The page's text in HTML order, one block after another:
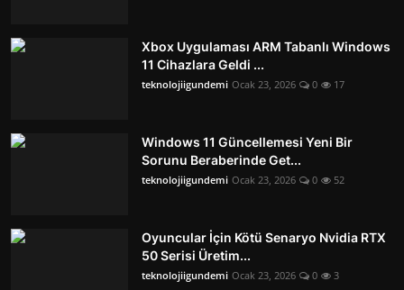
Xbox Uygulaması ARM Tabanlı Windows
11 Cihazlara Geldi ...
teknolojiigundemi Ocak 23, 2026 0 17
Windows 11 Güncellemesi Yeni Bir
Sorunu Beraberinde Get...
teknolojiigundemi Ocak 23, 2026 0 52
Oyuncular İçin Kötü Senaryo Nvidia RTX
50 Serisi Üretim...
teknolojiigundemi Ocak 23, 2026 0 3